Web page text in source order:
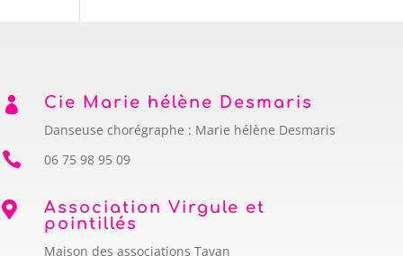
 Cie Marie hélène Desmaris
Danseuse chorégraphe : Marie hélène Desmaris
 06 75 98 95 09

Association Virgule et
pointillés
Maison des associations Tavan